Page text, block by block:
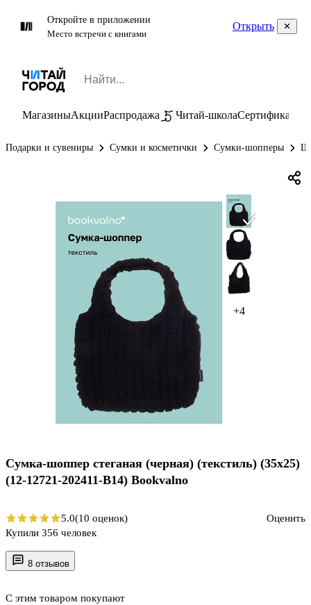
Откройте в приложении
Место встречи с книгами
Открыть
МагазиныАкцииРаспродажа Читай-школаСертификаты
Подарки и сувениры Сумки и косметички Сумки-шопперы
+4
8 отзывов
С этим товаром покупают
Сумка-шоппер стеганая (черная) (текстиль) (35х25)
(12-12721-202411-B14) Bookvalno
5.0(10 оценок)
Оценить
Купили 356 человек